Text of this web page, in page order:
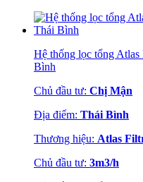
Hệ thống lọc tổng
Bình
Chủ đầu tư: Chị Mận
Địa điểm: Thái Bình
Thương hiệu: Atlas
Chủ đầu tư: 3m3/h